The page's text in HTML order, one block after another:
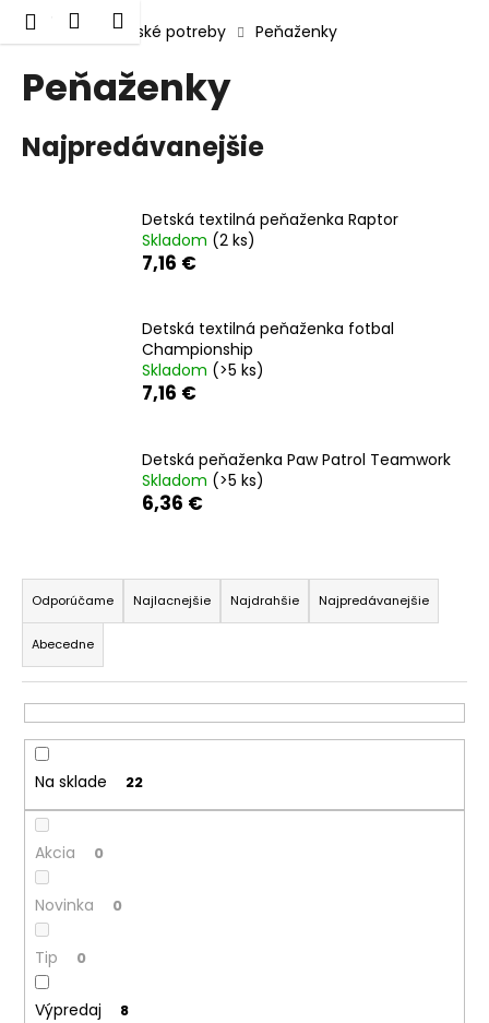
Prejsť
obsah
Prihlásenie
Nákupný
Menu
Domov Školské potreby Peňaženky
Peňaženky
Najpredávanejšie
Detská textilná peňaženka Raptor
Skladom (2 ks)
7,16 €
Detská textilná peňaženka fotbal
Championship
Skladom (>5 ks)
7,16 €
Detská peňaženka Paw Patrol Teamwork
Skladom (>5 ks)
6,36 €
R
a
d
e
n
i
e
p
r
o
d
u
k
o
v
Odporúčame Najlacnejšie Najdrahšie Najpredávanejšie
Abecedne
Na sklade 22
Akcia 0
Novinka 0
Tip 0
Výpredaj 8
o
o
s
ť
?
HĽADAŤ
O
d
p
o
a